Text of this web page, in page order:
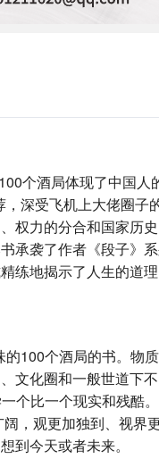
个酒局体现了中国人
深受飞机上大佬圈子
权力的分合和国家历
承袭了作者《段子》
练地揭示了人生的道
100个酒局的书。物
文化圈和一般世道下
个比一个现实和残酷
，观更加独到、视界
到今天或者未来。